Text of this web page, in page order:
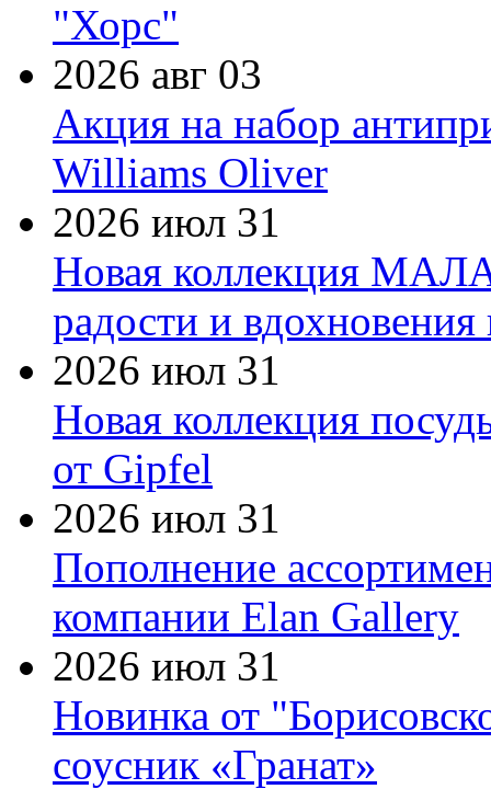
"Хорс"
2026 авг 03
Акция на набор
Williams Oliver
2026 июл 31
Новая коллекция
радости и
2026 июл 31
Новая коллекция
от Gipfel
2026 июл 31
Пополнение
компании Elan Gallery
2026 июл 31
Новинка от
соусник «Гранат»